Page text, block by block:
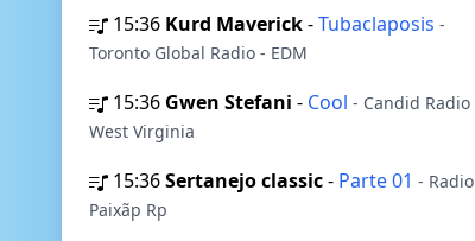
15:36 Kurd Maverick-Tubaclaposis -
Toronto Global Radio - EDM
15:36 Gwen Stefani - Cool - Candid Radio
West Virginia
15:36Sertanejo classic- Parte 01 - Radio
Paixãp Rp